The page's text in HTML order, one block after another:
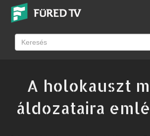
A holokauszt
áldozataira